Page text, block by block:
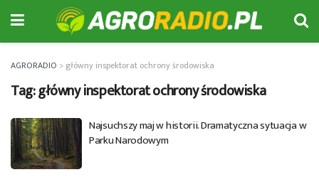
AGRORADIO > główny inspektorat ochrony środowiska
Tag:główny inspektorat ochrony środowiska
Najsuchszy maj w historii. Dramatyczna sytuacja w
Parku Narodowym